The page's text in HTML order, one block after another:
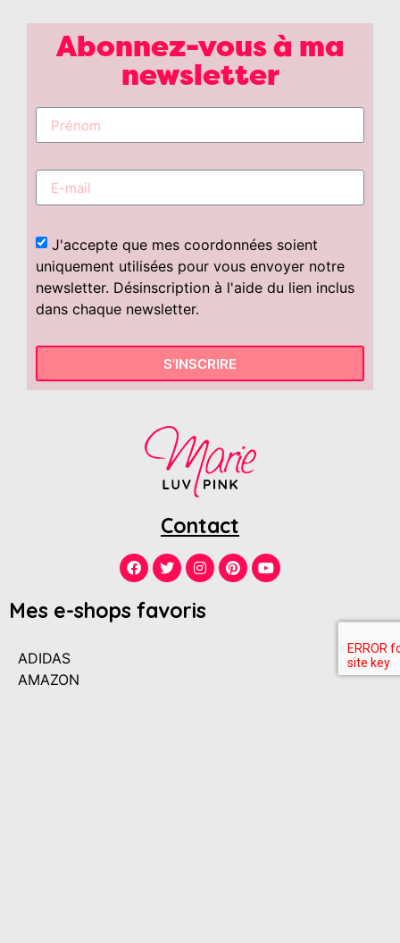
Abonnez-vous à ma
newsletter
J'accepte que mes coordonnées soient
uniquement utilisées pour vous envoyer notre
newsletter. Désinscription à l'aide du lien inclus
dans chaque newsletter.
S'INSCRIRE
Contact
Mes e-shops favoris
ADIDAS
AMAZON